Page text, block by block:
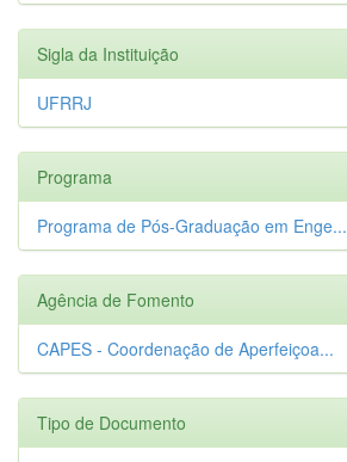
Sigla da Instituição
UFRRJ
Programa
Programa de Pós-Graduação em Enge...
Agência de Fomento
CAPES - Coordenação de Aperfeiçoa...
Tipo de Documento